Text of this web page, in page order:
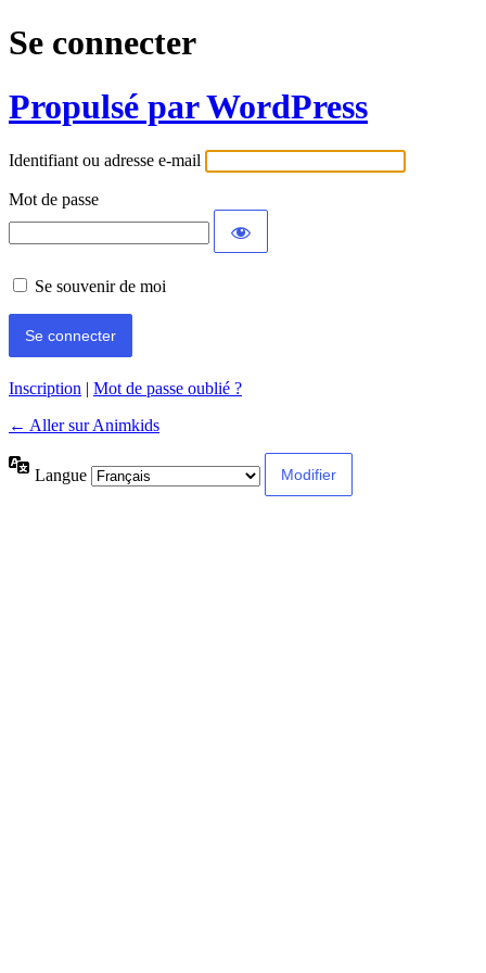
Se connecter
Propulsé par WordPress
Identifiant ou adresse e-mail
Mot de passe
Se souvenir de moi
Inscription | Mot de passe oublié ?
← Aller sur Animkids
Langue